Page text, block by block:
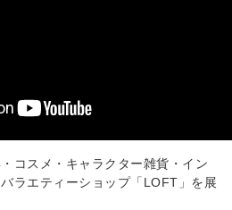
コスメ・キャラクター雑貨・イン
ラエティーショップ「LOFT」を展